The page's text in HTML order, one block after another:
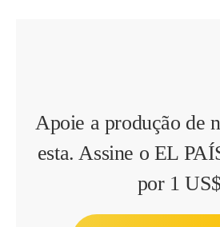
Apoie a produção de
esta. Assine o EL
por 1